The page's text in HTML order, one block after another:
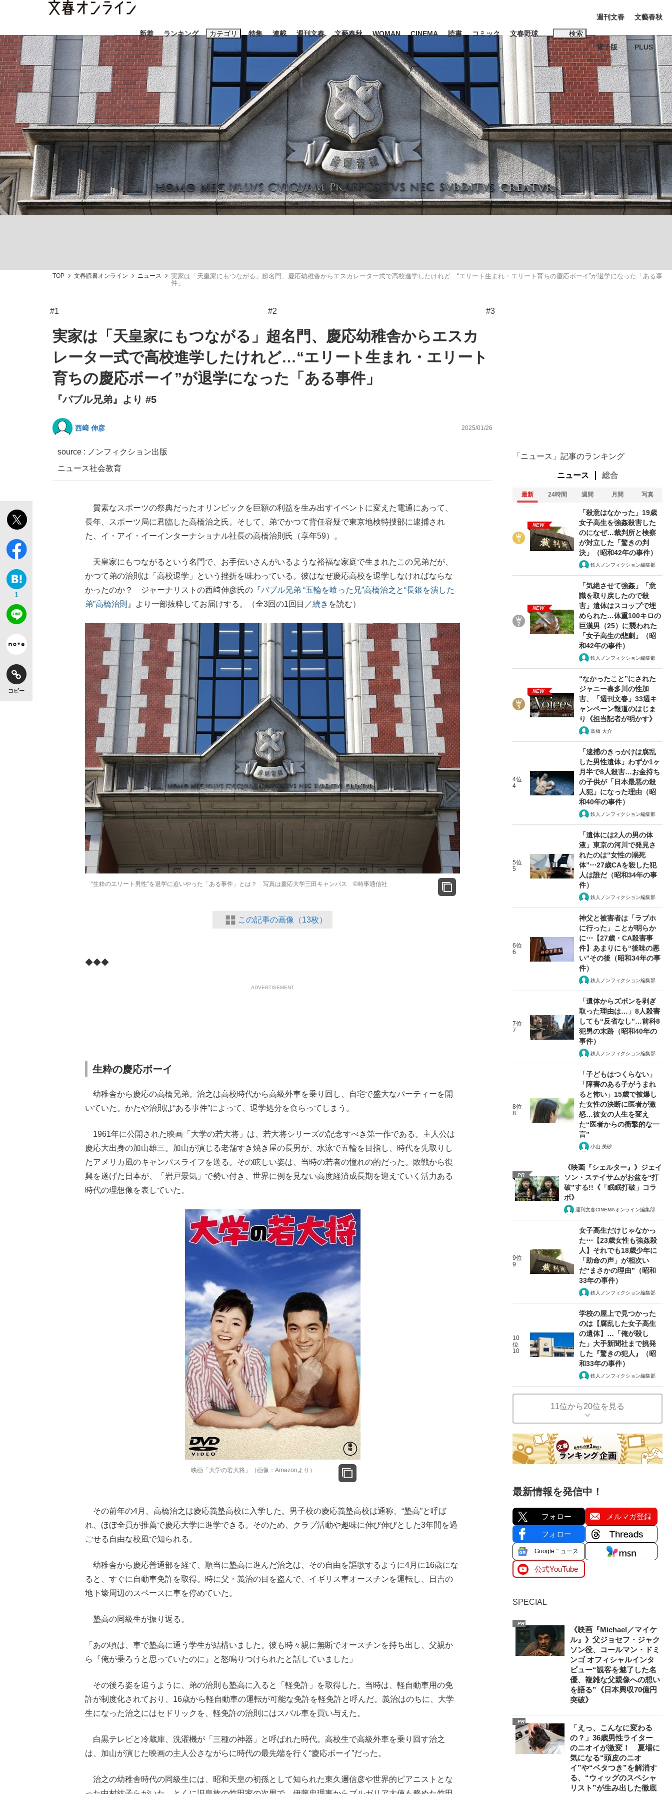
新着 ランキング カテゴリ
スクープ ニュース エンタメ ライフ ビジネス インタビュー 読書
「90%は失敗する。でも…」本田圭佑が初めて明かした日本代表監督に... 「最悪の空気のまま解散」WBC日本代表“敗戦”の真実 選手が明かす...
「敗因分析は一切聞かれなかった」侍ジャパン選手が証言した“NPB聞... 「クマが悪者扱いされているのが悲しい」『北の国から』倉本聰氏（91...
特集
終戦から81年
観る将棋、読む将棋
連載 週刊文春 文藝春秋 WOMAN CINEMA 読書 コミック 文春野球 検索
キーワード入力
おすすめのキーワードタグ一覧
#藤田晋 #三山凌輝 #高市早苗 #後藤真希 #森岡毅 #城彰二 #内田有紀
#松田聖子
#玉木雄一郎
#亀和田武
週刊文春
電子版
文藝春秋
PLUS
TOP 文春読書オンライン ニュース
実家は「天皇家にもつながる」超名門、慶応幼稚舎からエスカレーター式で高校進学したけれど…“エリート生まれ・エリート育ちの慶応ボーイ”が退学になった「ある事
件」
#1 #2 #3
実家は「天皇家にもつながる」超名門、慶応幼稚舎からエスカ
レーター式で高校進学したけれど…“エリート生まれ・エリート
育ちの慶応ボーイ”が退学になった「ある事件」
『バブル兄弟』より #5
西﨑 伸彦 2025/01/26
source : ノンフィクション出版
ニュース社会教育
1
コピー
質素なスポーツの祭典だったオリンピックを巨額の利益を生み出すイベントに変えた電通にあって、
長年、スポーツ局に君臨した高橋治之氏。そして、弟でかつて背任容疑で東京地検特捜部に逮捕され
た、イ・アイ・イーインターナショナル社長の高橋治則氏（享年59）。
天皇家にもつながるという名門で、お手伝いさんがいるような裕福な家庭で生まれたこの兄弟だが、
かつて弟の治則は「高校退学」という挫折を味わっている。彼はなぜ慶応高校を退学しなければならな
かったのか？ ジャーナリストの西﨑伸彦氏の『バブル兄弟 “五輪を喰った兄”高橋治之と“長銀を潰した
弟”高橋治則 』より一部抜粋してお届けする。（全3回の1回目／続き を読む）
“生粋のエリート男性”を退学に追いやった「ある事件」とは？ 写真は慶応大学三田キャンパス ©時事通信社
この記事の画像（13枚）
◆◆◆
ADVERTISEMENT
生粋の慶応ボーイ
幼稚舎から慶応の高橋兄弟。治之は高校時代から高級外車を乗り回し、自宅で盛大なパーティーを開
いていた。かたや治則は“ある事件”によって、退学処分を食らってしまう。
1961年に公開された映画「大学の若大将」は、若大将シリーズの記念すべき第一作である。主人公は
慶応大出身の加山雄三。加山が演じる老舗すき焼き屋の長男が、水泳で五輪を目指し、時代を先取りし
たアメリカ風のキャンパスライフを送る。その眩しい姿は、当時の若者の憧れの的だった。敗戦から復
興を遂げた日本が、「岩戸景気」で勢い付き、世界に例を見ない高度経済成長期を迎えていく活力ある
時代の理想像を表していた。
映画「大学の若大将」（画像：Amazonより）
その前年の4月、高橋治之は慶応義塾高校に入学した。男子校の慶応義塾高校は通称、“塾高”と呼ば
れ、ほぼ全員が推薦で慶応大学に進学できる。そのため、クラブ活動や趣味に伸び伸びとした3年間を過
ごせる自由な校風で知られる。
幼稚舎から慶応普通部を経て、順当に塾高に進んだ治之は、その自由を謳歌するように4月に16歳にな
ると、すぐに自動車免許を取得。時に父・義治の目を盗んで、イギリス車オースチンを運転し、日吉の
地下壕周辺のスペースに車を停めていた。
塾高の同級生が振り返る。
「あの頃は、車で塾高に通う学生が結構いました。彼も時々親に無断でオースチンを持ち出し、父親か
ら『俺が乗ろうと思っていたのに』と怒鳴りつけられたと話していました」
その後ろ姿を追うように、弟の治則も塾高に入ると「軽免許」を取得した。当時は、軽自動車用の免
許が制度化されており、16歳から軽自動車の運転が可能な免許を軽免許と呼んだ。義治はのちに、大学
生になった治之にはセドリックを、軽免許の治則にはスバル車を買い与えた。
白黒テレビと冷蔵庫、洗濯機が「三種の神器」と呼ばれた時代。高校生で高級外車を乗り回す治之
は、加山が演じた映画の主人公さながらに時代の最先端を行く“慶応ボーイ”だった。
治之の幼稚舎時代の同級生には、昭和天皇の初孫として知られた東久邇信彦や世界的ピアニストとな
「ニュース」記事のランキング
ニュース 総合
最新 24時間 週間 月間 写真
NEW
「殺意はなかった」19歳
女子高生を強姦殺害した
のになぜ…裁判所と検察
が対立した「驚きの判
決」（昭和42年の事件）
鉄人ノンフィクション編集部
NEW
「気絶させて強姦」「意
識を取り戻したので殺
害」遺体はスコップで埋
められた…体重100キロの
巨漢男（25）に襲われた
「女子高生の悲劇」（昭
和42年の事件）
鉄人ノンフィクション編集部
NEW
“なかったこと”にされた
ジャニー喜多川の性加
害、「週刊文春」33週キ
ャンペーン報道のはじま
り《担当記者が明かす》
髙橋 大介
4位
4
「逮捕のきっかけは腐乱
した男性遺体」わずか1ヶ
月半で8人殺害…お金持ち
の子供が「日本最悪の殺
人犯」になった理由（昭
和40年の事件）
鉄人ノンフィクション編集部
5位
5
「遺体には2人の男の体
液」東京の河川で発見さ
れたのは“女性の溺死
体”⋯27歳CAを殺した犯
人は誰だ（昭和34年の事
件）
鉄人ノンフィクション編集部
6位
6
神父と被害者は「ラブホ
に行った」ことが明らか
に⋯【27歳・CA殺害事
件】あまりにも“後味の悪
い”その後（昭和34年の事
件）
鉄人ノンフィクション編集部
7位
7
「遺体からズボンを剥ぎ
取った理由は…」8人殺害
しても“反省なし”…前科8
犯男の末路（昭和40年の
事件）
鉄人ノンフィクション編集部
8位
8
「子どもはつくらない」
「障害のある子がうまれ
ると怖い」15歳で被爆し
た女性の決断に医者が激
怒…彼女の人生を変え
た“医者からの衝撃的な一
言”
小山 美砂
PR
《映画『シェルター』》ジェイ
ソン・ステイサムがお盆を“打
破”する!!《「眠眠打破」コラ
ボ》
週刊文春CINEMAオンライン編集部
9位
9
女子高生だけじゃなかっ
た⋯【23歳女性も強姦殺
人】それでも18歳少年に
「助命の声」が相次い
だ“まさかの理由”（昭和
33年の事件）
鉄人ノンフィクション編集部
10
位
10
学校の屋上で見つかった
のは【腐乱した女子高生
の遺体】…「俺が殺し
た」大手新聞社まで挑発
した『驚きの犯人』（昭
和33年の事件）
鉄人ノンフィクション編集部
11位から20位を見る
最新情報を発信中！
フォロー メルマガ登録
フォロー
Googleニュース
公式YouTube
SPECIAL
PR
《映画『Michael／マイケ
ル』》父ジョセフ・ジャク
ソン役、コールマン・ドミ
ンゴ オフィシャルインタ
ビュー“観客を魅了した名
優、複雑な父親像への想い
を語る”《日本興収70億円
突破》
PR
「えっ、こんなに変わる
の？」36歳男性ライター
のニオイが激変！ 夏場に
気になる“頭皮のニオ
イ”や“ベタつき”を解消す
る、“ウィッグのスペシャ
リスト”が生み出した徹底